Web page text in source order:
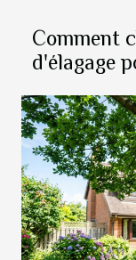
Comment
d'élagage